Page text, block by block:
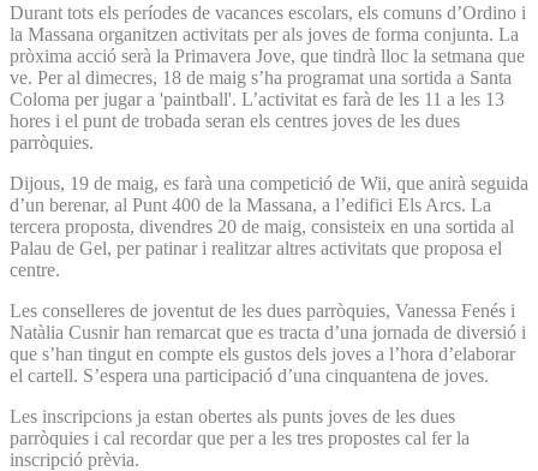
Durant tots els períodes de vacances escolars, els comuns d’Ordino i
la Massana organitzen activitats per als joves de forma conjunta. La
pròxima acció serà la Primavera Jove, que tindrà lloc la setmana que
ve. Per al dimecres, 18 de maig s’ha programat una sortida a Santa
Coloma per jugar a 'paintball'. L’activitat es farà de les 11 a les 13
hores i el punt de trobada seran els centres joves de les dues
parròquies.
Dijous, 19 de maig, es farà una competició de Wii, que anirà seguida
d’un berenar, al Punt 400 de la Massana, a l’edifici Els Arcs. La
tercera proposta, divendres 20 de maig, consisteix en una sortida al
Palau de Gel, per patinar i realitzar altres activitats que proposa el
centre.
Les conselleres de joventut de les dues parròquies, Vanessa Fenés i
Natàlia Cusnir han remarcat que es tracta d’una jornada de diversió i
que s’han tingut en compte els gustos dels joves a l’hora d’elaborar
el cartell. S’espera una participació d’una cinquantena de joves.
Les inscripcions ja estan obertes als punts joves de les dues
parròquies i cal recordar que per a les tres propostes cal fer la
inscripció prèvia.